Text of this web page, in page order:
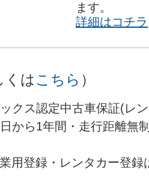
ます。
詳細はコチラ
くはこちら ）
クス認定中古車保証(レ
から1年間・走行距離無
用登録・レンタカー登録